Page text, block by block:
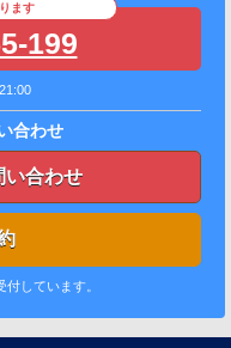
ます
199
合わせ
い合わせ
しています。